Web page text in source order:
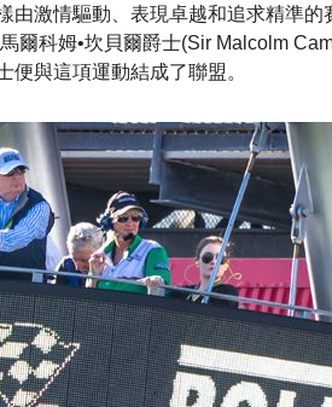
由激情驅動、表現卓越和追求精準
爾科姆•坎貝爾爵士(Sir Malcolm
便與這項運動結成了聯盟。